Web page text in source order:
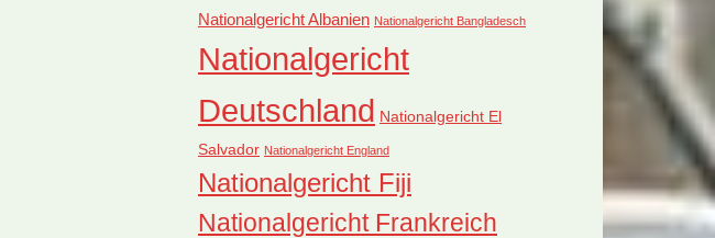
Nationalgericht Albanien Nationalgericht Bangladesch
Nationalgericht
Deutschland Nationalgericht El
Salvador Nationalgericht England
Nationalgericht Fiji
Nationalgericht Frankreich